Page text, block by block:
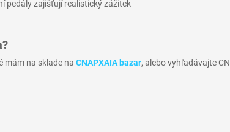
pedály zajišťují realistický zážitek
mám na sklade na CNAPXAIA bazar, alebo vyhľadávajte